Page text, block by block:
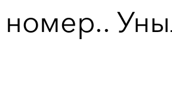
номер..